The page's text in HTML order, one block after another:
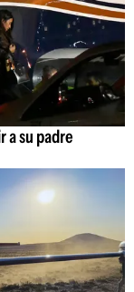
a su padre